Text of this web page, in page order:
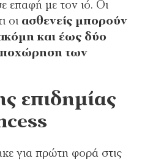
επαφή με τον ιό. Οι
οι ασθενείς μπορούν
και έως δύο
των
επιδημίας
για πρώτη φορά στις